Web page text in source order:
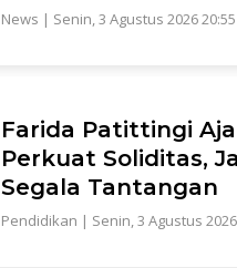
News | Senin, 3 Agustus 2026
Farida Patittingi
Perkuat Soliditas,
Segala Tantangan
Pendidikan | Senin, 3 Agustus